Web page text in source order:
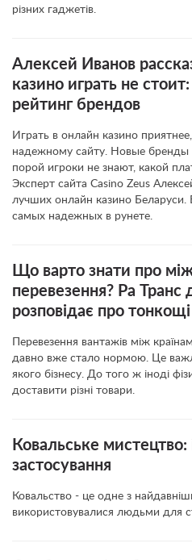
різних гаджетів.
Алексей Иванов
казино играть не
рейтинг брендов
Играть в онлайн казино
надежному сайту. Новые бренды
порой игроки не знают, какой
Эксперт сайта Casino Zeus
лучших онлайн казино Беларуси.
самых надежных в рунете.
Що варто знати про
перевезення? Ра Транс
розповідає про тонкощі
Перевезення вантажів між
давно вже стало нормою. Це
якого бізнесу. До того ж іноді
доставити різні товари.
Ковальське мистецтво:
застосування
Ковальство - це одне з
використовувалися людьми для